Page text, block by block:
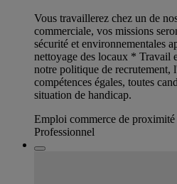
Vous travaillerez chez un de
commerciale, vos missions
sécurité et environnementales
nettoyage des locaux * Travail
notre politique de recrutement,
compétences égales, toutes
situation de handicap.
Emploi commerce de
Professionnel